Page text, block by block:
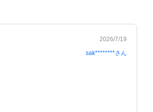
2026/7/19
sak********さん